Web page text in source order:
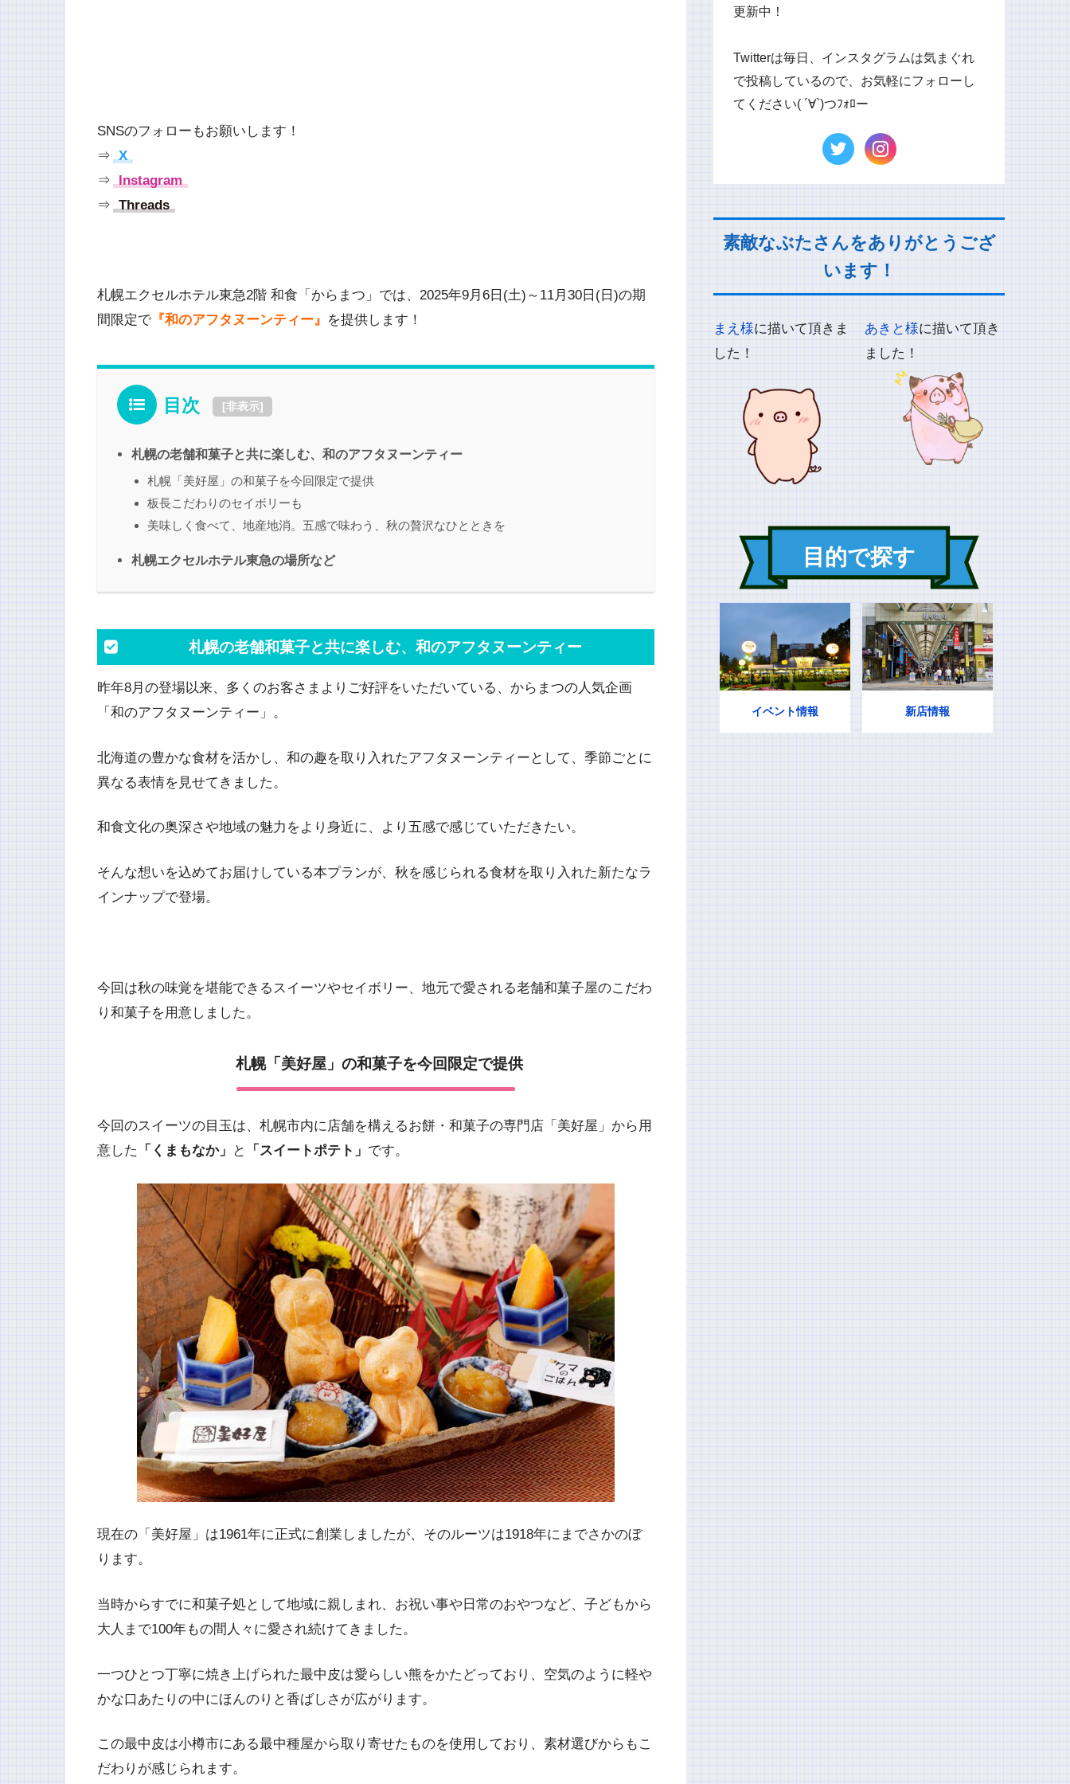
SNSのフォローもお願いします！
⇒ X
⇒ Instagram
⇒ Threads
札幌エクセルホテル東急2階 和食「からまつ」では、2025年9月6日(土)～11月30日(日)の期
間限定で 『和のアフタヌーンティー』 を提供します！
目次 [非表示]
札幌の老舗和菓子と共に楽しむ、和のアフタヌーンティー
札幌「美好屋」の和菓子を今回限定で提供
板長こだわりのセイボリーも
美味しく食べて、地産地消。五感で味わう、秋の贅沢なひとときを
札幌エクセルホテル東急の場所など
札幌の老舗和菓子と共に楽しむ、和のアフタヌーンティー
昨年8月の登場以来、多くのお客さまよりご好評をいただいている、からまつの人気企画
「和のアフタヌーンティー」。
北海道の豊かな食材を活かし、和の趣を取り入れたアフタヌーンティーとして、季節ごとに
異なる表情を見せてきました。
和食文化の奥深さや地域の魅力をより身近に、より五感で感じていただきたい。
そんな想いを込めてお届けしている本プランが、秋を感じられる食材を取り入れた新たなラ
インナップで登場。
今回は秋の味覚を堪能できるスイーツやセイボリー、地元で愛される老舗和菓子屋のこだわ
り和菓子を用意しました。
札幌「美好屋」の和菓子を今回限定で提供
今回のスイーツの目玉は、札幌市内に店舗を構えるお餅・和菓子の専門店「美好屋」から用
意した
「くまもなか」 と 「スイートポテト」 です。
現在の「美好屋」は1961年に正式に創業しましたが、そのルーツは1918年にまでさかのぼ
ります。
当時からすでに和菓子処として地域に親しまれ、お祝い事や日常のおやつなど、子どもから
大人まで100年もの間人々に愛され続けてきました。
一つひとつ丁寧に焼き上げられた最中皮は愛らしい熊をかたどっており、空気のように軽や
かな口あたりの中にほんのりと香ばしさが広がります。
この最中皮は小樽市にある最中種屋から取り寄せたものを使用しており、素材選びからもこ
だわりが感じられます。
更新中！
Twitterは毎日、インスタグラムは気まぐれ
で投稿しているので、お気軽にフォローし
てください( ´∀`)つﾌｫﾛー
素敵なぶたさんをありがとうござ
います！
まえ様に描いて頂きま
した！
あきと様に描いて頂き
ました！
目的で探す
イベント情報 新店情報